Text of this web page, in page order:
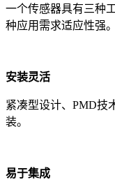
一个传感器具有三种
种应用需求适应性强。
安装灵活
紧凑型设计、PMD技
装。
易于集成